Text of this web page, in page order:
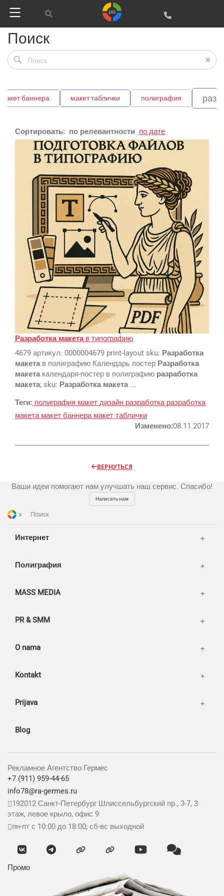
Поиск
макет баннера макет таблички полиграфия
Сортировать: по релевантности по дате
Разработкамакетав типографию
4679 артикул: 0000004679 print-layout sku: Разработка
макета в полиграфию Календарь постер Разработка
макета календаря-постер в полиграфию разработка
макета; sku: Разработка макета ...
Теги: полиграфия макет дизайн разработка разработка
макета макет баннера макет таблички
Изменено:08.11.2017
ВЕРНУТЬСЯ
Ваши идеи помогают нам улучшать наш сервис. Спасибо!
Написать нам
Поиск
Интернет
Реклама и продвижение
Google
Яндекс
Вконтакте
SEO
SMM
Разработка сайтов
CMS 1C-Bitrix
Полиграфия
Цифра и офсет
Широкий формат
MASS MEDIA
Телевидение
OOH
PR & SMM
Аудио и звукозапись
O nama
Partners
Publications
News
Our works
Kontakt
Prijava
Korpa
Blog
Рекламное Агентство Гермес
+7 (911) 959-44-65
info78@ra-germes.ru
192012 Санкт-Петербург Шлиссельбургский пр., 3-7, 3
этаж, левое крыло, офис 9
пн-пт с 10:00 до 18:00; сб-вс выходной
Промо